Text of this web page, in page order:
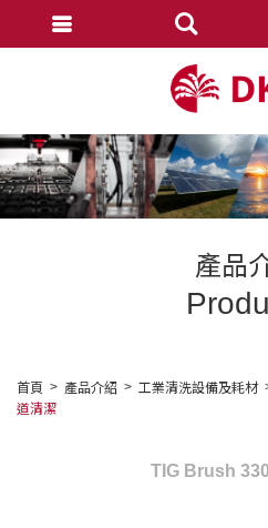
產品
首頁 產品介紹 工業清洗設備及耗材
道清潔
TIG Brush
忘記
變更
修改個人
匯款通